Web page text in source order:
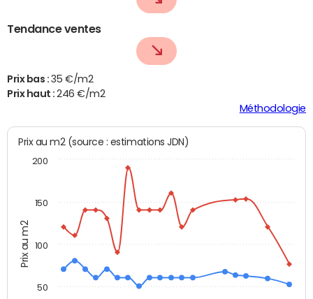
Tendance ventes
Prix bas : 35 €/m2
Prix haut :246 €/m2
Méthodologie
Prix au m2
Prix au m2 (source : estimations JDN)
50
100
150
200